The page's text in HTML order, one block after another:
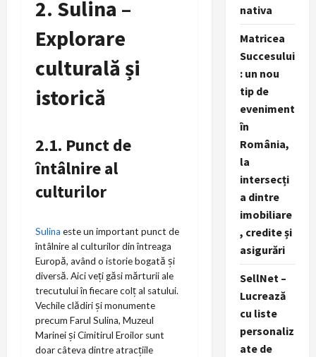
2. Sulina –
Explorare
culturală și
istorică
2.1. Punct de
întâlnire al
culturilor
Sulina este un important punct de
întâlnire al culturilor din întreaga
Europă, având o istorie bogată și
diversă. Aici veți găsi mărturii ale
trecutului în fiecare colț al satului.
Vechile clădiri și monumente
precum Farul Sulina, Muzeul
Marinei și Cimitirul Eroilor sunt
doar câteva dintre atracțiile
nativa
Matricea
Succesului
: un nou
tip de
eveniment
în
România,
la
intersecți
a dintre
imobiliare
, credite și
asigurări
SellNet –
Lucrează
cu liste
personaliz
ate de